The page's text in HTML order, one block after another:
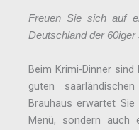
Freuen Sie sich auf
Deutschland der 60iger
Beim Krimi-Dinner
guten
Brauhaus erwartet
Menü, sondern auch